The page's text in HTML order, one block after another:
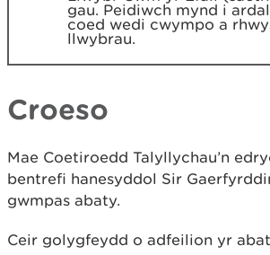
gau. Peidiwch mynd i
coed wedi cwympo a
llwybrau.
Croeso
Mae Coetiroedd Talyllychau’n
bentrefi hanesyddol Sir
gwmpas abaty.
Ceir golygfeydd o adfeilion yr